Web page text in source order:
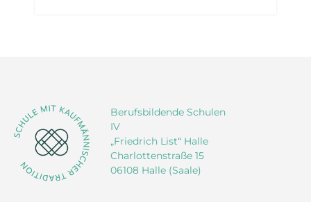
Berufsbildende Schulen
IV
„Friedrich List“ Halle
Charlottenstraße 15
06108 Halle (Saale)